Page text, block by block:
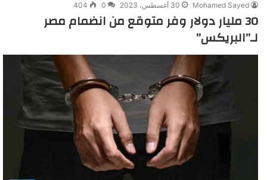
Mohamed Sayed 30 أغسطس، 2023 0
404
30 مليار دولار وفر متوقع من انضمام مصر
لـ”البريكس”